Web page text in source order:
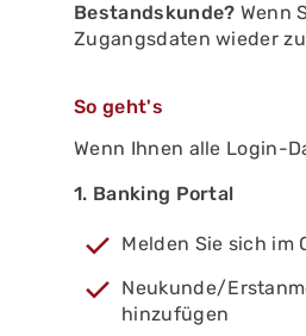
Bestandskunde? Wenn
Zugangsdaten wieder
So geht's
Wenn Ihnen alle Login-
1. Banking Portal
Melden Sie sich im
Neukunde/
hinzufügen